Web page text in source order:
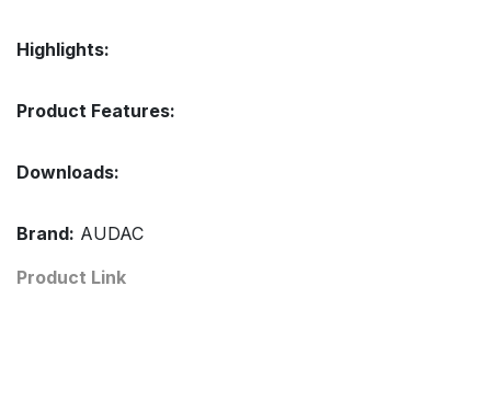
Highlights:
Product Features:
Downloads:
Brand: AUDAC
Product Link